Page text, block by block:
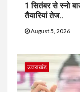
1 सितंबर से स्नो
तैयारियां तेज..
August 5, 2026
उत्तराखंड